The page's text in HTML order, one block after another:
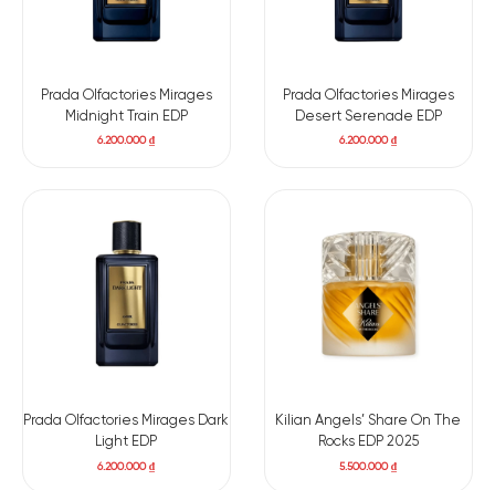
Prada Olfactories Mirages
Midnight Train EDP
6.200.000₫
Prada Olfactories Mirages
Desert Serenade EDP
6.200.000₫
Prada Olfactories Mirages Dark
Light EDP
6.200.000₫
Kilian Angels’ Share On The
Rocks EDP 2025
5.500.000₫